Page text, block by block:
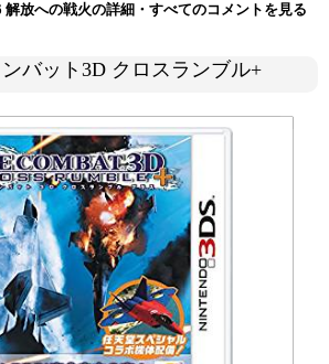
解放への戦火の詳細・すべてのコメントを見る
バット3D クロスランブル+